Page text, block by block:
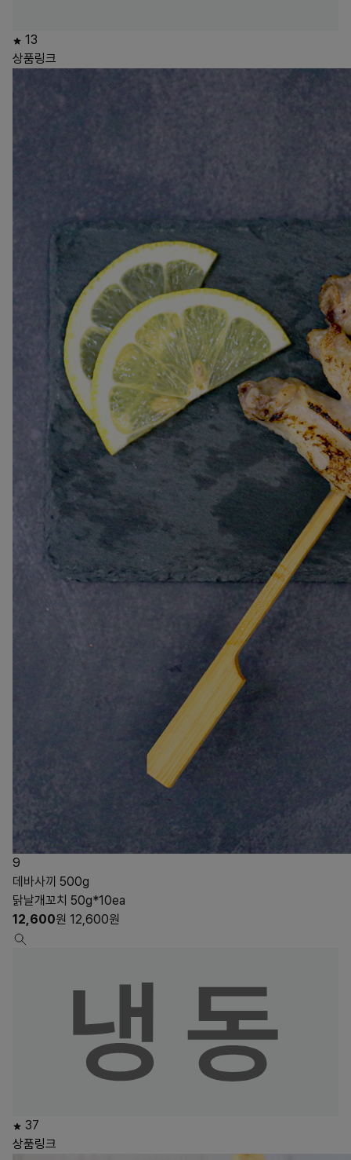
13
상품링크
9
데바사끼 500g
닭날개꼬치 50g*10ea
12,600원 12,600원
37
상품링크